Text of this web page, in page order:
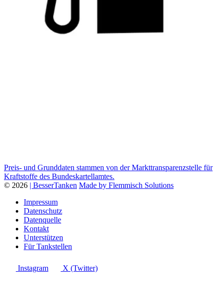
Preis- und Grunddaten stammen von der Markttransparenzstelle für
Kraftstoffe des Bundeskartellamtes.
© 2026 | BesserTanken Made by Flemmisch Solutions
Impressum
Datenschutz
Datenquelle
Kontakt
Unterstützen
Für Tankstellen
Instagram X (Twitter)